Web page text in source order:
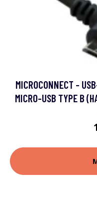
MICROCONNECT -
MICRO-USB TYPE B